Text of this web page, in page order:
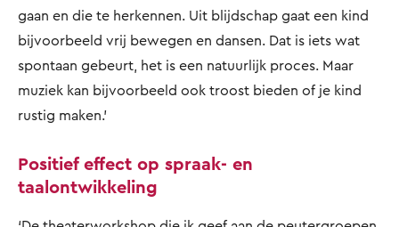
gaan en die te herkennen. Uit blijdschap gaat een kind
bijvoorbeeld vrij bewegen en dansen. Dat is iets wat
spontaan gebeurt, het is een natuurlijk proces. Maar
muziek kan bijvoorbeeld ook troost bieden of je kind
rustig maken.’
Positief effect op spraak- en
taalontwikkeling